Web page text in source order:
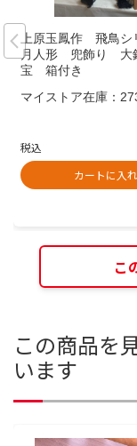
上原玉鳳作 飛鳥
月人形 兜飾り 大
宝 箱付き
マイストア在庫：
税込
カートに入
こ
この商品を
います